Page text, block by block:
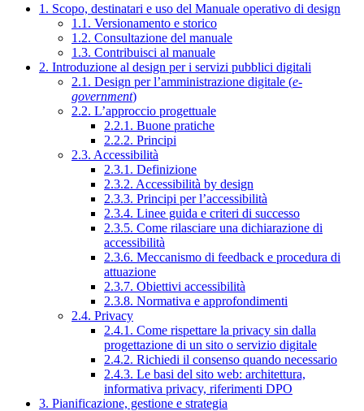
1. Scopo, destinatari e uso del Manuale operativo di design
1.1. Versionamento e storico
1.2. Consultazione del manuale
1.3. Contribuisci al manuale
2. Introduzione al design per i servizi pubblici digitali
2.1. Design per l’amministrazione digitale (e-
government)
2.2. L’approccio progettuale
2.2.1. Buone pratiche
2.2.2. Principi
2.3. Accessibilità
2.3.1. Definizione
2.3.2. Accessibilità by design
2.3.3. Principi per l’accessibilità
2.3.4. Linee guida e criteri di successo
2.3.5. Come rilasciare una dichiarazione di
accessibilità
2.3.6. Meccanismo di feedback e procedura di
attuazione
2.3.7. Obiettivi accessibilità
2.3.8. Normativa e approfondimenti
2.4. Privacy
2.4.1. Come rispettare la privacy sin dalla
progettazione di un sito o servizio digitale
2.4.2. Richiedi il consenso quando necessario
2.4.3. Le basi del sito web: architettura,
informativa privacy, riferimenti DPO
3. Pianificazione, gestione e strategia